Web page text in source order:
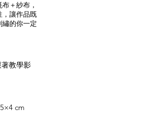
＋紗布，
，讓作品既
的你一定
教學影
cm